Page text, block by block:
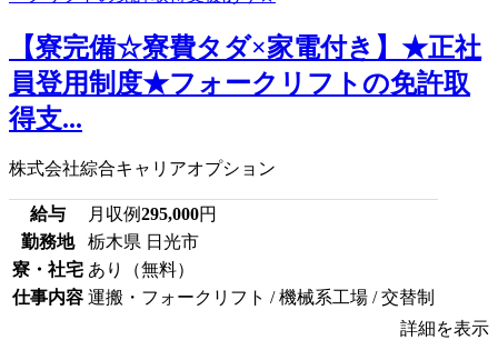
【寮完備☆寮費タダ×家電付き】★正社
員登用制度★フォークリフトの免許取
得支...
株式会社綜合キャリアオプション
給与 月収例295,000円
勤務地
栃木県 日光市
寮・社宅 あり（無料）
仕事内容 運搬・フォークリフト / 機械系工場 / 交替制
詳細を表示